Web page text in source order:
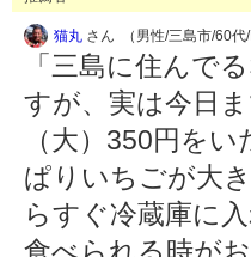
猫丸 さん （男性/三島市/60代/
「三島に住んで
すが、実は今日
（大）350円を
ぱりいちごが大
らすぐ冷蔵庫に